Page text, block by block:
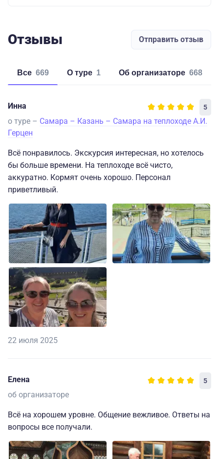
Отзывы Отправить отзыв
Все 669 о туре 1 об организаторе 668
Инна 5
о туре – Самара – Казань – Самара на теплоходе А.И.
Герцен
Всё понравилось. Экскурсия интересная, но хотелось
бы больше времени. На теплоходе всё чисто,
аккуратно. Кормят очень хорошо. Персонал
приветливый.
22 июля 2025
Елена 5
об организаторе
Всё на хорошем уровне. Общение вежливое. Ответы на
вопросы все получали.